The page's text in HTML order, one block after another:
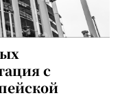
с